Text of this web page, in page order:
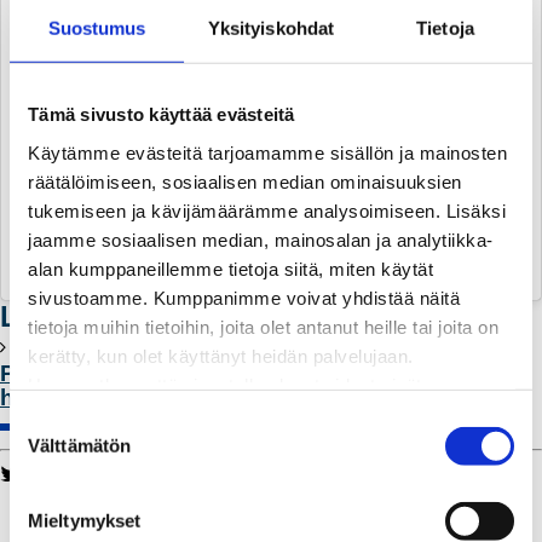
Suostumus Yksityiskohdat Tietoja
Tämä sivusto käyttää evästeitä
Käytämme evästeitä tarjoamamme sisällön ja mainosten
räätälöimiseen, sosiaalisen median ominaisuuksien
tukemiseen ja kävijämäärämme analysoimiseen. Lisäksi
jaamme sosiaalisen median, mainosalan ja analytiikka-
alan kumppaneillemme tietoja siitä, miten käytät
sivustoamme. Kumppanimme voivat yhdistää näitä
tietoja muihin tietoihin, joita olet antanut heille tai joita on
kerätty, kun olet käyttänyt heidän palvelujaan.
S
u
o
Välttämätön
Mieltymykset
Talviurheilua Suomessa: futarit taivasalla tekonurmella ja
😄 #sähkönpäivä #hyvinvointiasähköllä
Kuva, jonka Katri Huhtinen (@katrihuhtinen) julkaisi23. 01ta 2017 klo 23.53 PST
Lisää aiheesta
Postaa kuva sähköstä arjessasi ja osallistu
hyväntekeväisyyteen!
BioTakuu – 100 % uusiutuvaa kaukolämpöä